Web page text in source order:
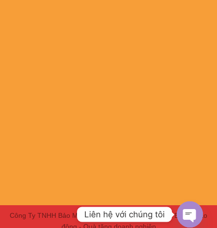
Công Ty TNHH Bảo Minh HBC | Chuyên Đồng phục - Bảo hộ lao
động - Quà tặng doanh nghiệp
Liên hệ với chúng tôi